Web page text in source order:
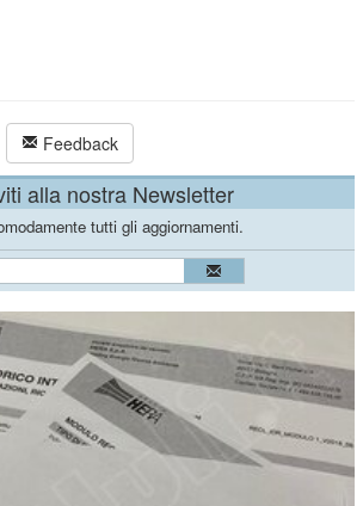
Feedback
alla nostra Newsletter
tutti gli aggiornamenti.